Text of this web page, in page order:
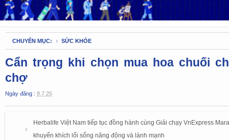
CHUYÊN MỤC: SỨC KHỎE
Cẩn trọng khi chọn mua hoa chuối
chợ
Ngày đăng : 8.7.25
Herbalife Việt Nam tiếp tục đồng hành cùng Giải chạy VnExpress
khuyến khích lối sống năng động và lành mạnh